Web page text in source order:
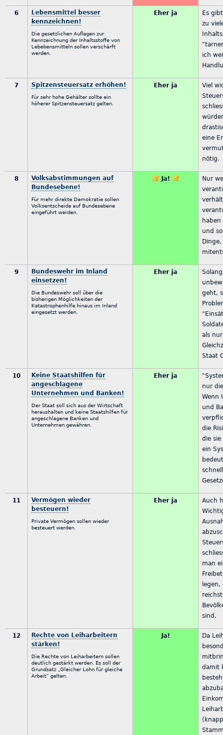
6
Lebensmittel besser
kennzeichnen!
Die gesetzlichen Auflagen zur
Kennzeichnung der Inhaltsstoffe von
Lebebensmitteln sollen verschärft
werden.
Eher ja
Es
zu
ich
7 Spitzensteuersatz erhöhen!
Für sehr hohe Gehälter sollte ein
höherer Spitzensteuersatz gelten.
Eher ja
Viel
eine
nötig.
8
Volksabstimmungen auf
Bundesebene!
Für mehr direkte Demokratie sollen
Volksentscheide auf Bundesebene
eingeführt werden.
Ja!
Nur
und
9
Bundeswehr im Inland
einsetzen!
Die Bundeswehr soll über die
bisherigen Möglichkeiten der
Katastrophenhilfe hinaus im Inland
eingesetzt werden.
Eher ja
geht,
als
Staat
10
Keine Staatshilfen für
angeschlagene
Unternehmen und Banken!
Der Staat soll sich aus der Wirtschaft
heraushalten und keine Staatshilfen für
angeschlagene Banken und
Unternehmen gewähren.
Eher ja
nur
Wenn
und
die
die
ein
11
Vermögen wieder
besteuern!
Private Vermögen sollen wieder
besteuert werden.
Eher ja
Auch
man
legen,
sind.
12
Rechte von Leiharbeitern
stärken!
Die Rechte von Leiharbeitern sollen
deutlich gestärkt werden. Es soll der
Grundsatz „Gleicher Lohn für gleiche
Arbeit“ gelten.
Ja!
Da
damit